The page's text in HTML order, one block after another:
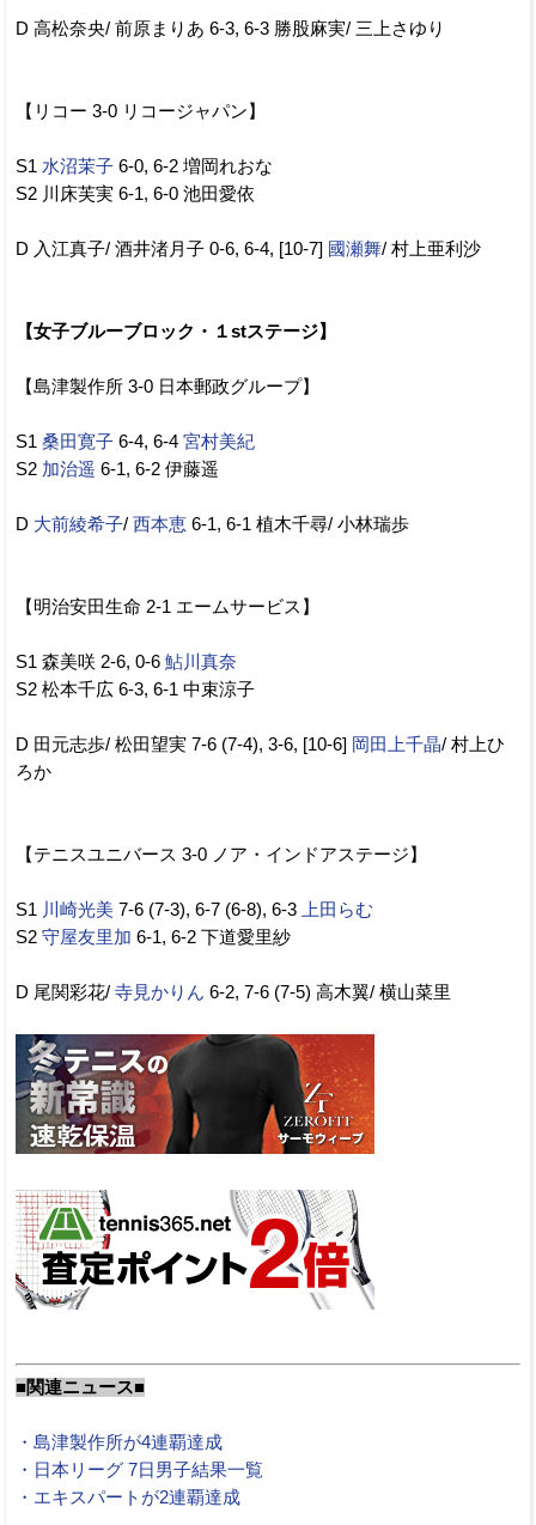
D 高松奈央/ 前原まりあ 6-3, 6-3 勝股麻実/ 三上さゆり
【リコー 3-0 リコージャパン】
S1 水沼茉子 6-0, 6-2 増岡れおな
S2 川床芙実 6-1, 6-0 池田愛依
D 入江真子/ 酒井渚月子 0-6, 6-4, [10-7] 國瀬舞/ 村上亜利沙
【女子ブルーブロック・１stステージ】
【島津製作所 3-0 日本郵政グループ】
S1 桑田寛子 6-4, 6-4 宮村美紀
S2 加治遥 6-1, 6-2 伊藤遥
D 大前綾希子/ 西本恵 6-1, 6-1 植木千尋/ 小林瑞歩
【明治安田生命 2-1 エームサービス】
S1 森美咲 2-6, 0-6 鮎川真奈
S2 松本千広 6-3, 6-1 中束涼子
D 田元志歩/ 松田望実 7-6 (7-4), 3-6, [10-6] 岡田上千晶/ 村上ひ
ろか
【テニスユニバース 3-0 ノア・インドアステージ】
S1 川崎光美 7-6 (7-3), 6-7 (6-8), 6-3 上田らむ
S2 守屋友里加 6-1, 6-2 下道愛里紗
D 尾関彩花/ 寺見かりん 6-2, 7-6 (7-5) 高木翼/ 横山菜里
■関連ニュース■
・島津製作所が4連覇達成
・日本リーグ 7日男子結果一覧
・エキスパートが2連覇達成